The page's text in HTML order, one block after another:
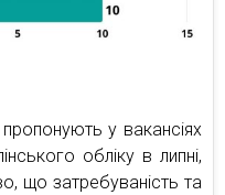
у вакансіях
обліку в липні,
що затребуваність та